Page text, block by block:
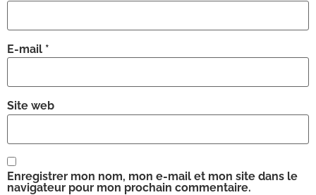
E-mail *
Site web
Enregistrer mon nom, mon e-mail et mon site dans le
navigateur pour mon prochain commentaire.